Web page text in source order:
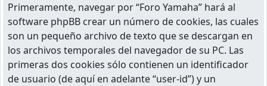
Primeramente, navegar por “Foro Yamaha” hará al
software phpBB crear un número de cookies, las cuales
son un pequeño archivo de texto que se descargan en
los archivos temporales del navegador de su PC. Las
primeras dos cookies sólo contienen un identificador
de usuario (de aquí en adelante “user-id”) y un